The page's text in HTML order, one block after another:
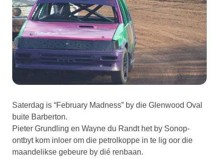
Saterdag is “February Madness” by die Glenwood Oval
buite Barberton.
Pieter Grundling en Wayne du Randt het by Sonop-
ontbyt kom inloer om die petrolkoppe in te lig oor die
maandelikse gebeure by dié renbaan.